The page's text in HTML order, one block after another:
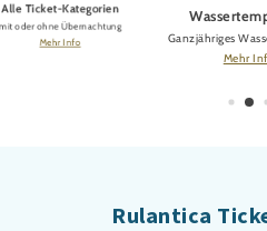
Alle Ticket-Kategorien
oder ohne Übernachtung
Mehr Info
Ganzjähriges
Mehr
Rulantica